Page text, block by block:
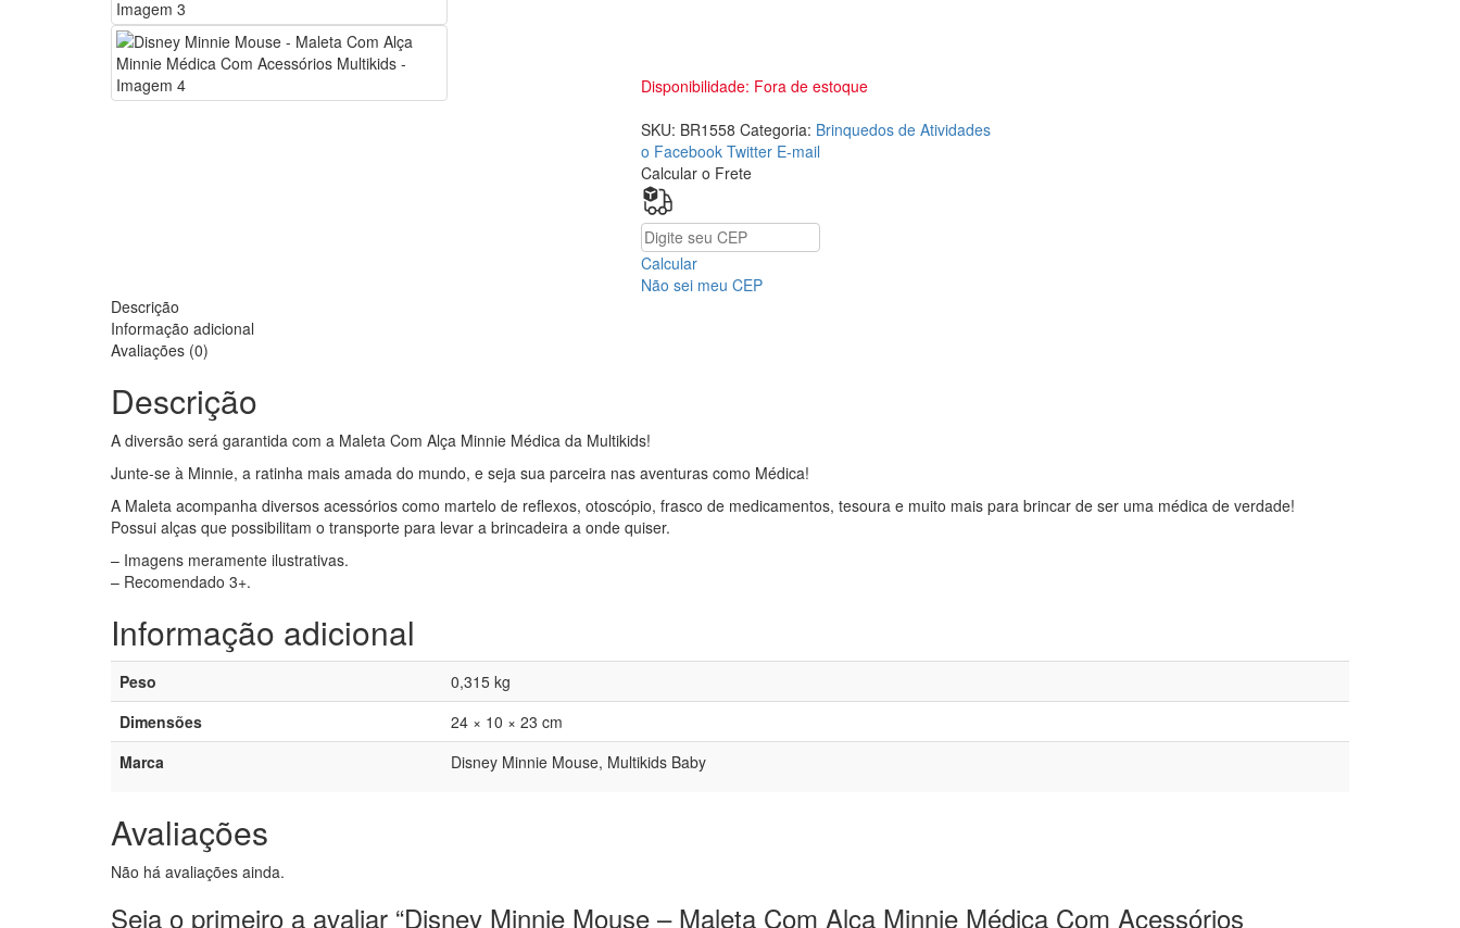
Disponibilidade: Fora de estoque
SKU: BR1558 Categoria: Brinquedos de Atividades
o Facebook Twitter E-mail
Calcular o Frete
Calcular
Não sei meu CEP
Descrição
Informação adicional
Avaliações (0)
Descrição
A diversão será garantida com a Maleta Com Alça Minnie Médica da Multikids!
Junte-se à Minnie, a ratinha mais amada do mundo, e seja sua parceira nas aventuras como Médica!
A Maleta acompanha diversos acessórios como martelo de reflexos, otoscópio, frasco de medicamentos, tesoura e muito mais para brincar de ser uma médica de verdade!
Possui alças que possibilitam o transporte para levar a brincadeira a onde quiser.
– Imagens meramente ilustrativas.
– Recomendado 3+.
Informação adicional
Peso
0,315 kg
Dimensões
24 × 10 × 23 cm
Marca
Disney Minnie Mouse, Multikids Baby
Avaliações
Não há avaliações ainda.
Seja o primeiro a avaliar “Disney Minnie Mouse – Maleta Com Alça Minnie Médica Com Acessórios